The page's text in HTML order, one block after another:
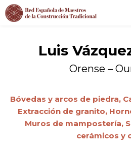
Luis
Orense –
Bóvedas y arcos de piedra,
Extracción de granito,
Muros de mampostería,
cerámicos y